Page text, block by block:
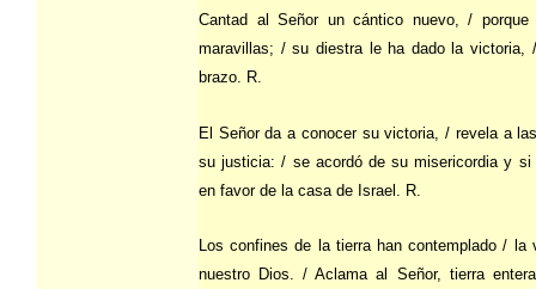
Cantad al Señor un cántico nuevo, / porque
maravillas; / su diestra le ha dado la victoria,
brazo. R.
El Señor da a conocer su victoria, / revela a
su justicia: / se acordó de su misericordia y si
en favor de la casa de Israel. R.
Los confines de la tierra han contemplado / la
nuestro Dios. / Aclama al Señor, tierra